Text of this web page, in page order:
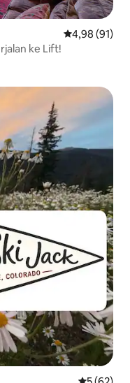
Nilai rata-rata
4,98 (91)
ke Lift!